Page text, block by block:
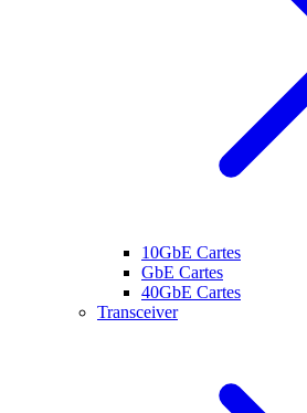
10GbE Cartes
GbE Cartes
40GbE Cartes
Transceiver